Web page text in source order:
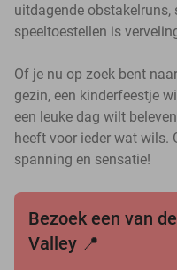
uitdagende
speeltoestellen is
Of je nu op zoek bent
gezin, een kinderfeestje
een leuke dag wilt
heeft voor ieder wat wils.
spanning en sensatie!
Bezoek een van
Valley 📍